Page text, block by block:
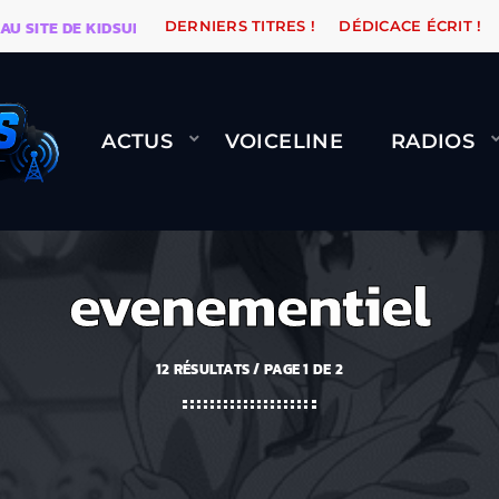
DE KIDSUNE WARÉTRO ORANGE ROAD QUI
DERNIERS TITRES ! DÉDICACE ÉCRIT !
ACTUS VOICELINE RADIOS
evenementiel
12 RÉSULTATS / PAGE 1 DE 2